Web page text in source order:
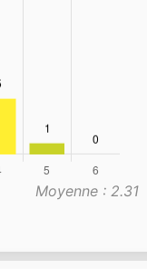
Moyenne : 2.31